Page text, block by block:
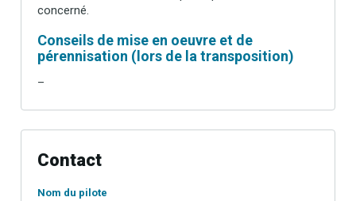
concerné.
Conseils de mise en oeuvre et de
pérennisation (lors de la transposition)
–
Contact
Nom du pilote